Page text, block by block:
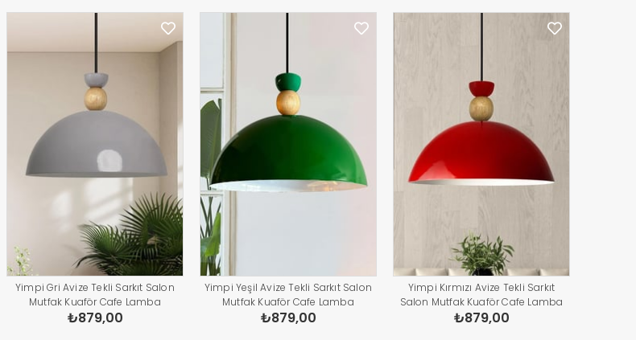
Yimpi Gri Avize Tekli Sarkıt Salon
Mutfak Kuaför Cafe Lamba
Dekoratif Aydınlatma Pastane
₺879,00
Yimpi Yeşil Avize Tekli Sarkıt Salon
Mutfak Kuaför Cafe Lamba
Dekoratif Aydınlatma Pastane
₺879,00
Yimpi Kırmızı Avize Tekli Sarkıt
Salon Mutfak Kuaför Cafe Lamba
Dekoratif Aydınlatma Pastane
₺879,00